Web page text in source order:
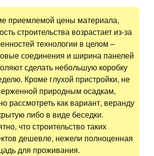
приемлемой цены материала,
строительства возрастает из-за
технологии в целом –
соединения и ширина панелей
сделать небольшую коробку
Кроме глухой пристройки, не
природным осадкам,
рассмотреть как вариант, веранду
либо в виде беседки.
что строительство таких
дешевле, нежели полноценная
для проживания.